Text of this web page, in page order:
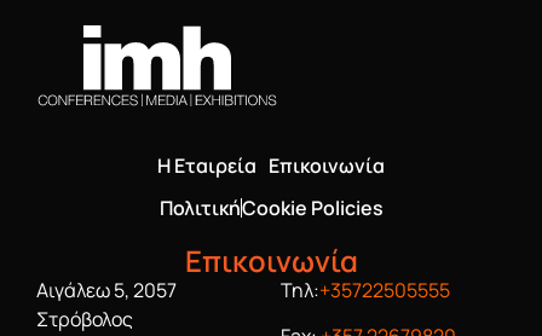
Η Εταιρεία Επικοινωνία
ΠολιτικήCookie Policies
Επικοινωνία
Αιγάλεω 5, 2057
Στρόβολος
Τηλ:+35722505555